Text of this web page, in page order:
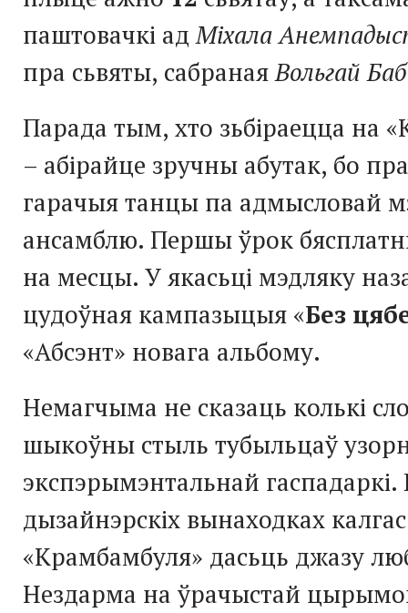
паштовачкі адМіхала
пра сьвяты, сабранаяВольгай
Парада тым, хто зьбіраецца на
– абірайце зручны абутак, бо
гарачыя танцы па адмысловай
ансамблю. Першы ўрок
на месцы. У якасьці мэдляку
цудоўная кампазыцыя «Без
«Абсэнт» новага альбому.
Немагчыма не сказаць колькі
шыкоўны стыль тубыльцаў
экспэрымэнтальнай гаспадаркі.
дызайнэрскіх вынаходках калгас
«Крамбамбуля» дасьць джазу
Нездарма на ўрачыстай